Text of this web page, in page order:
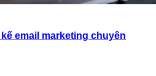
email marketing chuyên